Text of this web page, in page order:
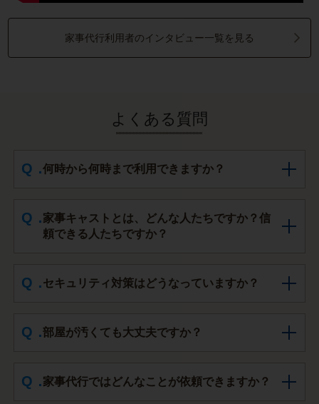
家事代行利用者のインタビュー一覧を見る
よくある質問
何時から何時まで利用できますか？
家事キャストとは、どんな人たちですか？信
頼できる人たちですか？
セキュリティ対策はどうなっていますか？
部屋が汚くても大丈夫ですか？
家事代行ではどんなことが依頼できますか？